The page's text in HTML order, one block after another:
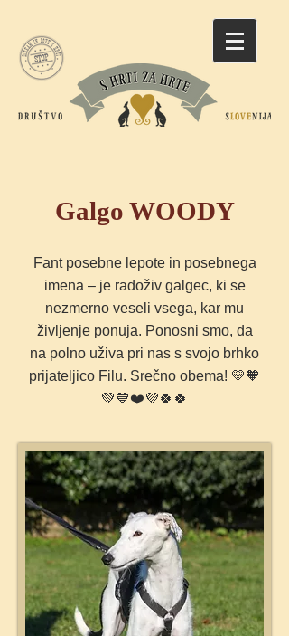
Galgo WOODY
Fant posebne lepote in posebnega
imena – je radoživ galgec, ki se
nezmerno veseli vsega, kar mu
življenje ponuja. Ponosni smo, da
na polno uživa pri nas s svojo brhko
prijateljico Filu. Srečno obema! 💛🧡
💚💙❤️💜🍀🍀